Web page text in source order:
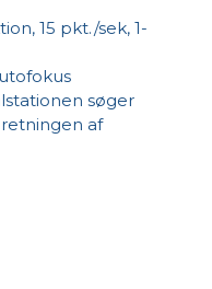
15 pkt./sek, 1-
søger
af